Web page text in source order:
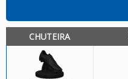
CHUTEIRA